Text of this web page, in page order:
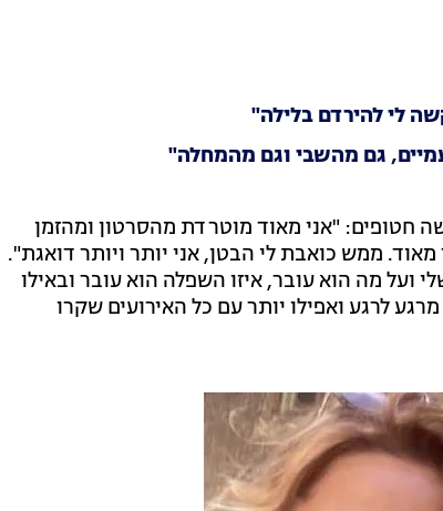
לי להירדם בלילה"
גם מהשבי וגם מהמחלה"
חטופים: "אני מאוד מוטרדת מהסרטון ומהזמן
ממש כואבת לי הבטן, אני יותר ויותר דואגת".
ועל מה הוא עובר, איזו השפלה הוא עובר ובאילו
לרגע ואפילו יותר עם כל האירועים שקרו